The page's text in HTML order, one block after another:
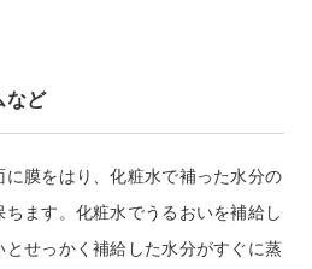
など
膜をはり、化粧水で補った水分の
ます。化粧水でうるおいを補給し
せっかく補給した水分がすぐに蒸